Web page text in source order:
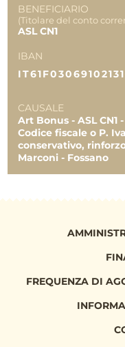
Uscite 05.2023
Uscite 07.2023
Uscite 03.2023
TOTALE
BENEFICIARIO
(Titolare del conto
ASL CN1
IBAN
CAUSALE
Art Bonus - ASL CN1
Codice fiscale o P.
conservativo,
Marconi - Fossano
FREQUENZA DI